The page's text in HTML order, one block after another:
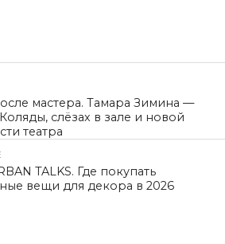
мастера. Тамара Зимина —
слёзах в зале и новой
театра
TALKS. Где покупать
вещи для декора в 2026